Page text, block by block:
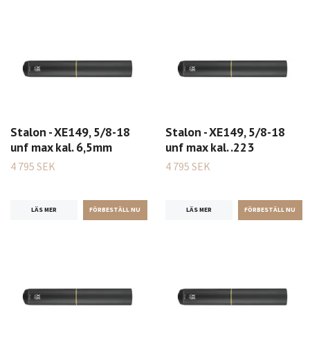
Stalon - XE149, 5/8-18
unf max kal. 6,5mm
4 795 SEK
LÄS MER
Stalon - XE149, 5/8-18
unf max kal. .223
4 795 SEK
LÄS MER